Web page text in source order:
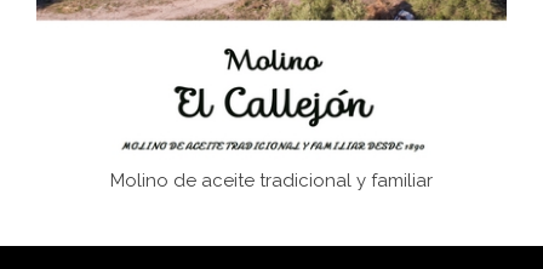
Historia y vivencias del poblado de Los Hurones
Molino de aceite tradicional y familiar